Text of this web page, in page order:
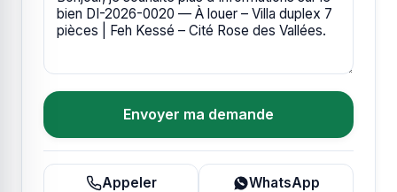
Envoyer ma demande
Appeler WhatsApp